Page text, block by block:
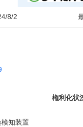
8/2
権利化状
知装置